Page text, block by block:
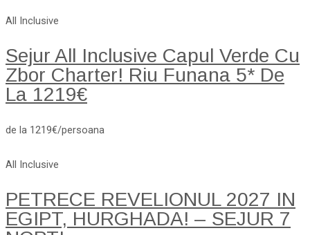
All Inclusive
Sejur All Inclusive Capul Verde Cu
Zbor Charter! Riu Funana 5* De
La 1219€
de la 1219€/persoana
All Inclusive
PETRECE REVELIONUL 2027 IN
EGIPT, HURGHADA! – SEJUR 7